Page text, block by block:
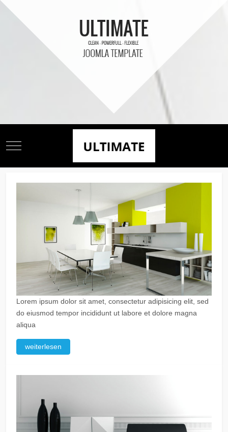
Mobile Menu Toggle
Lorem ipsum dolor sit amet, consectetur adipisicing elit, sed
do eiusmod tempor incididunt ut labore et dolore magna
aliqua
weiterlesen